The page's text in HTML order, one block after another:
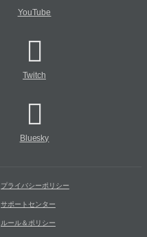
YouTube
Twitch
Bluesky
プライバシーポリシー
サポートセンター
ルール＆ポリシー